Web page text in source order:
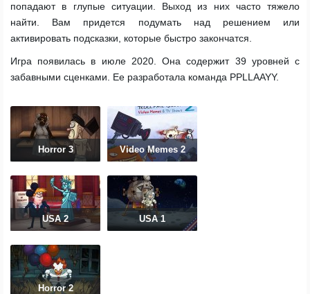
попадают в глупые ситуации. Выход из них часто тяжело
найти. Вам придется подумать над решением или
активировать подсказки, которые быстро закончатся.
Игра появилась в июле 2020. Она содержит 39 уровней с
забавными сценками. Ее разработала команда PPLLAAYY.
Horror 3 Video Memes 2
USA 2 USA 1
Horror 2